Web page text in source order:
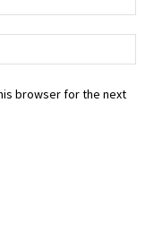
browser for the next